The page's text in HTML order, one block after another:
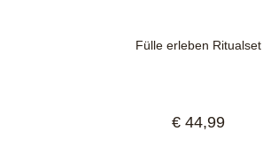
Fülle erleben Ritualset
Regulärer Preis:
€ 44,99